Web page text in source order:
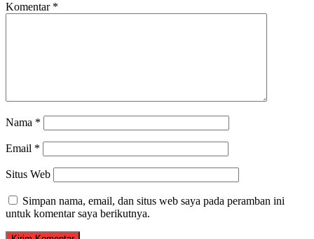
Komentar *
Nama *
Email *
Situs Web
Simpan nama, email, dan situs web saya pada peramban ini
untuk komentar saya berikutnya.